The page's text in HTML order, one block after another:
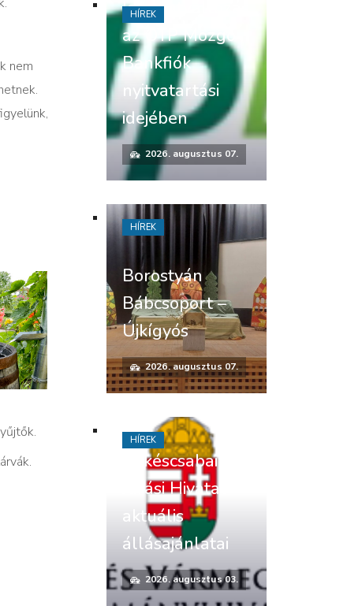
nem
Időpontváltozás
az OTP Mozgó
Bankfiók
nyitvatartási
idejében
2026. augusztus 07.
HÍREK
Borostyán
Bábcsoport –
Újkígyós
2026. augusztus 07.
HÍREK
Békéscsabai
Járási Hivatal
aktuális
állásajánlatai
2026. augusztus 03.
HÍREK